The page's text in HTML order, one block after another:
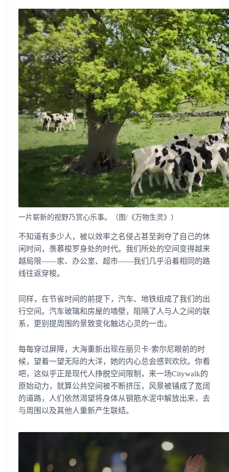
一片崭新的视野乃赏心乐事。（图/《万物生灵》）
不知道有多少人，被以效率之名侵占甚至剥夺了自己的休
闲时间，羡慕梭罗身处的时代。我们所处的空间变得越来
越局限——家、办公室、超市——我们几乎沿着相同的路
线往返穿梭。
同样，在节省时间的前提下，汽车、地铁组成了我们的出
行空间。汽车玻璃和房屋的墙壁，阻隔了人与人之间的联
系，更别提周围的景致变化触达心灵的一击。
每每穿过屏障，大海重新出现在丽贝卡·索尔尼眼前的时
候，望着一望无际的大洋，她的内心总会感到欢欣。你看
吧，这似乎正是现代人挣脱空间限制，来一场Citywalk的
原始动力，就算公共空间被不断挤压，风景被铺成了宽阔
的道路，人们依然渴望将身体从钢筋水泥中解放出来，去
与周围以及其他人重新产生联结。